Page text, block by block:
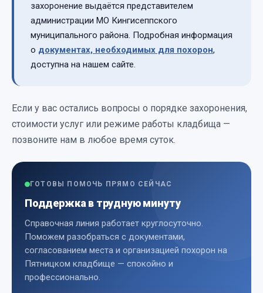
захоронение выдаётся представителем
администрации МО Кингисеппского
муниципального района. Подробная информация
о документах, необходимых для похорон,
доступна на нашем сайте.
Если у вас остались вопросы о порядке захоронения,
стоимости услуг или режиме работы кладбища —
позвоните нам в любое время суток.
ГОТОВЫ ПОМОЧЬ ПРЯМО СЕЙЧАС
Поддержка в трудную минуту
Справочная линия работает круглосуточно.
Поможем разобраться с документами,
согласованием места и организацией похорон на
Пятницком кладбище — спокойно и
профессионально.